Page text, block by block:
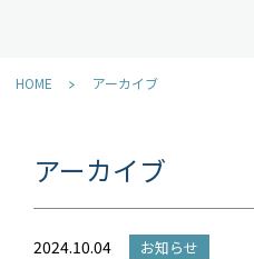
HOME アーカイブ
アーカイブ
2024.10.04 お知らせ